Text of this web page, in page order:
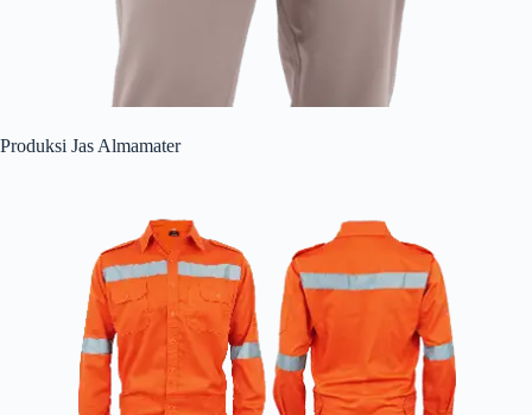
Produksi Jas Almamater